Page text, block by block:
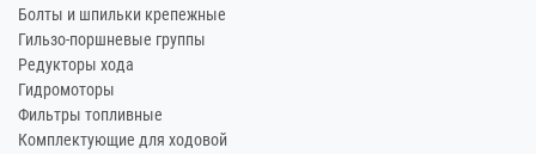
Болты и шпильки крепежные
Гильзо-поршневые группы
Редукторы хода
Гидромоторы
Фильтры топливные
Комплектующие для ходовой